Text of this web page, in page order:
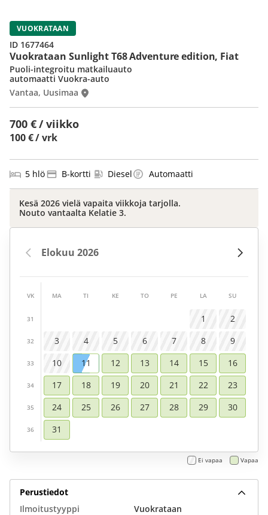
VUOKRATAAN
Vuokrataan Sunlight T68 Adventure edition, Fiat
700 € / viikko
100 € / vrk
Puoli-integroitu matkailuauto
automaatti Vuokra-auto
Vantaa, Uusimaa
ID 1677464
5 hlö B-kortti Diesel Automaatti
Kesä 2026 vielä vapaita viikkoja tarjolla.
Nouto vantaalta Kelatie 3.
VK MA TI KE TO PE LA SU
31 1 2
32 3 4 5 6 7 8 9
33 10 11 12 13 14 15 16
34 17 18 19 20 21 22 23
35 24 25 26 27 28 29 30
36 31
Ei vapaa Vapaa
Perustiedot
Ilmoitustyyppi
Vuokrataan